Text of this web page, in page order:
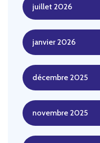
juillet 2026
janvier 2026
décembre 2025
novembre 2025